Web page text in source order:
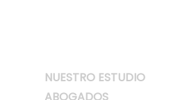
NUESTRO ESTUDIO